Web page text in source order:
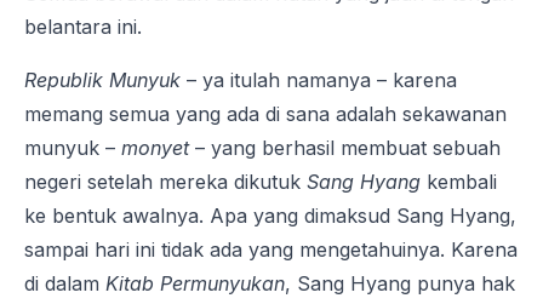
belantara ini.
Republik Munyuk – ya itulah namanya – karena
memang semua yang ada di sana adalah sekawanan
munyuk – monyet– yang berhasil membuat sebuah
negeri setelah mereka dikutuk Sang Hyang kembali
ke bentuk awalnya. Apa yang dimaksud Sang Hyang,
sampai hari ini tidak ada yang mengetahuinya. Karena
di dalam Kitab Permunyukan, Sang Hyang punya hak